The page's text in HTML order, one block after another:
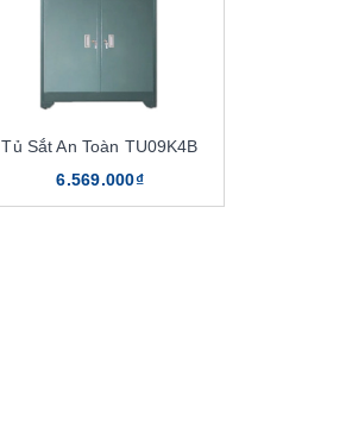
Tủ Sắt An Toàn TU09K4B
6.569.000₫